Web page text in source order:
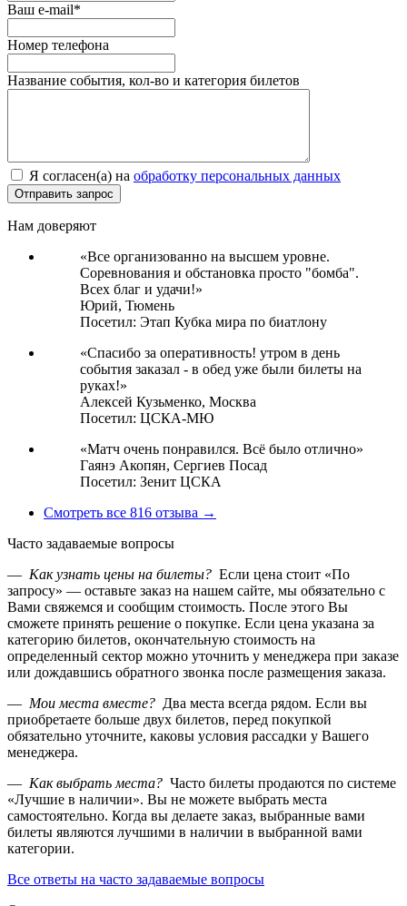
Ваш e-mail*
Номер телефона
Название события, кол-во и категория билетов
Я согласен(а) на обработку персональных данных
Нам доверяют
«Все организованно на высшем уровне.
Соревнования и обстановка просто "бомба".
Всех благ и удачи!»
Юрий, Тюмень
Посетил: Этап Кубка мира по биатлону
«Спасибо за оперативность! утром в день
события заказал - в обед уже были билеты на
руках!»
Алексей Кузьменко, Москва
Посетил: ЦСКА-МЮ
«Матч очень понравился. Всё было отлично»
Гаянэ Акопян, Сергиев Посад
Посетил: Зенит ЦСКА
Смотреть все 816 отзыва →
Часто задаваемые вопросы
— Как узнать цены на билеты? Если цена стоит «По
запросу» — оставьте заказ на нашем сайте, мы обязательно с
Вами свяжемся и сообщим стоимость. После этого Вы
сможете принять решение о покупке. Если цена указана за
категорию билетов, окончательную стоимость на
определенный сектор можно уточнить у менеджера при заказе
или дождавшись обратного звонка после размещения заказа.
— Мои места вместе? Два места всегда рядом. Если вы
приобретаете больше двух билетов, перед покупкой
обязательно уточните, каковы условия рассадки у Вашего
менеджера.
— Как выбрать места? Часто билеты продаются по системе
«Лучшие в наличии». Вы не можете выбрать места
самостоятельно. Когда вы делаете заказ, выбранные вами
билеты являются лучшими в наличии в выбранной вами
категории.
Все ответы на часто задаваемые вопросы